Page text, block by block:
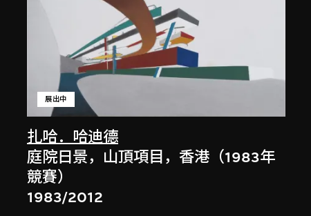
扎哈．哈迪德
展出中
庭院日景，山頂項目，香港（1983年
競賽）
1983/2012